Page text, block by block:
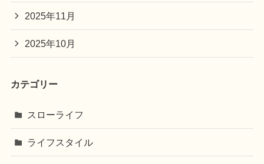
2025年11月
2025年10月
カテゴリー
スローライフ
ライフスタイル